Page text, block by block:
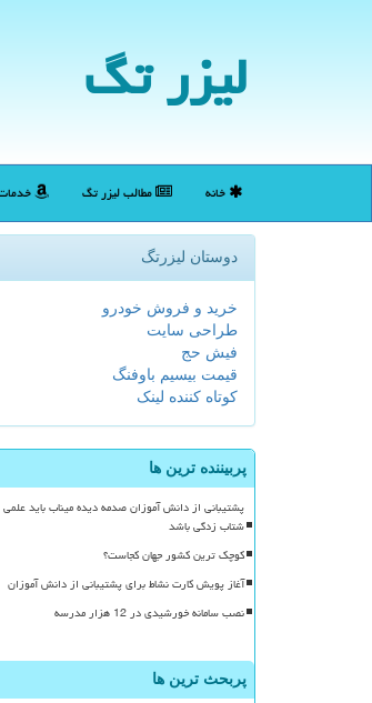
لیزر تگ
خانه مطالب لیزر تگ
دوستان لیزرتگ
خرید و فروش خودرو
طراحی سایت
فیش حج
قیمت بیسیم باوفنگ
کوتاه کننده لینک
پربیننده ترین ها
پشتیبانی از دانش آموزان صدمه دیده میناب باید
شتاب زدگی باشد
کوچک ترین کشور جهان کجاست؟
آغاز پویش کارت نشاط برای پشتیبانی از دانش آموزان
نصب سامانه خورشیدی در 12 هزار مدرسه
پربحث ترین ها